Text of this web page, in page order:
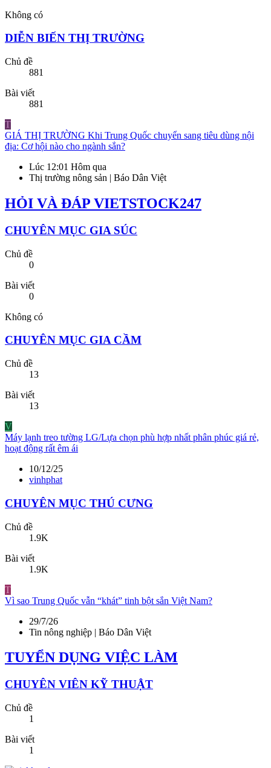
Không có
DIỄN BIẾN THỊ TRƯỜNG
Chủ đề
881
Bài viết
881
T
GIÁ THỊ TRƯỜNG Khi Trung Quốc chuyển sang tiêu dùng nội
địa: Cơ hội nào cho ngành sắn?
Lúc 12:01 Hôm qua
Thị trường nông sản | Báo Dân Việt
HỎI VÀ ĐÁP VIETSTOCK247
CHUYÊN MỤC GIA SÚC
Chủ đề
0
Bài viết
0
Không có
CHUYÊN MỤC GIA CẦM
Chủ đề
13
Bài viết
13
V
Máy lạnh treo tường LG/Lựa chọn phù hợp nhất phân phúc giá rẻ,
hoạt động rất êm ái
10/12/25
vinhphat
CHUYÊN MỤC THÚ CƯNG
Chủ đề
1.9K
Bài viết
1.9K
T
Vì sao Trung Quốc vẫn “khát” tinh bột sắn Việt Nam?
29/7/26
Tin nông nghiệp | Báo Dân Việt
TUYỂN DỤNG VIỆC LÀM
CHUYÊN VIÊN KỸ THUẬT
Chủ đề
1
Bài viết
1